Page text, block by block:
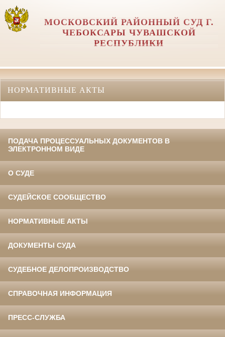
МОСКОВСКИЙ РАЙОННЫЙ СУД Г.
ЧЕБОКСАРЫ ЧУВАШСКОЙ
РЕСПУБЛИКИ
НОРМАТИВНЫЕ АКТЫ
ПОДАЧА ПРОЦЕССУАЛЬНЫХ ДОКУМЕНТОВ В
ЭЛЕКТРОННОМ ВИДЕ
О СУДЕ
СУДЕЙСКОЕ СООБЩЕСТВО
НОРМАТИВНЫЕ АКТЫ
ДОКУМЕНТЫ СУДА
СУДЕБНОЕ ДЕЛОПРОИЗВОДСТВО
СПРАВОЧНАЯ ИНФОРМАЦИЯ
ПРЕСС-СЛУЖБА